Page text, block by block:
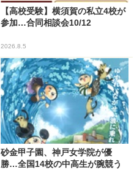
【高校受験】横須賀の私立4校が
参加…合同相談会10/12
2026.8.5
砂金甲子園、神戸女学院が優
勝…全国14校の中高生が腕競う